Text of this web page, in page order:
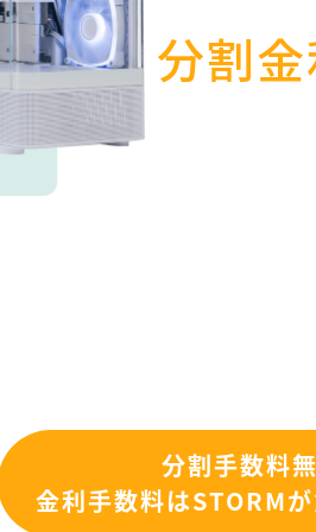
分割
分割手数料
金利手数料はSTORM